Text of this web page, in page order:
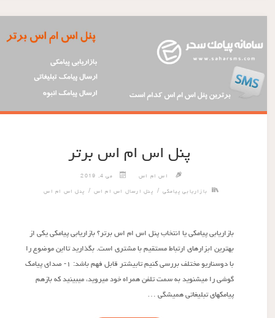
پنل اس ام اس برتر
اس ام اس می 4, 2019
بازاریابی پیامکی/ پنل ارسال اس ام اس/ پنل اس ام اس
بازاریابی پیامکی یا انتخاب پنل اس ام اس برتر؟ بازاریابی پیامکی یکی از
بهترین ابزارهای ارتباط مستقیم با مشتری است. بگذارید تااین موضوع را
با دوسناریو مختلف بررسی کنیم تابیشتر قابل فهم باشد: ۱- صدای پیامک
گوشی را میشنوید به سمت تلفن همراه خود میروید، میبینید که بازهم
پیامکهای تبلیغاتی همیشگی …